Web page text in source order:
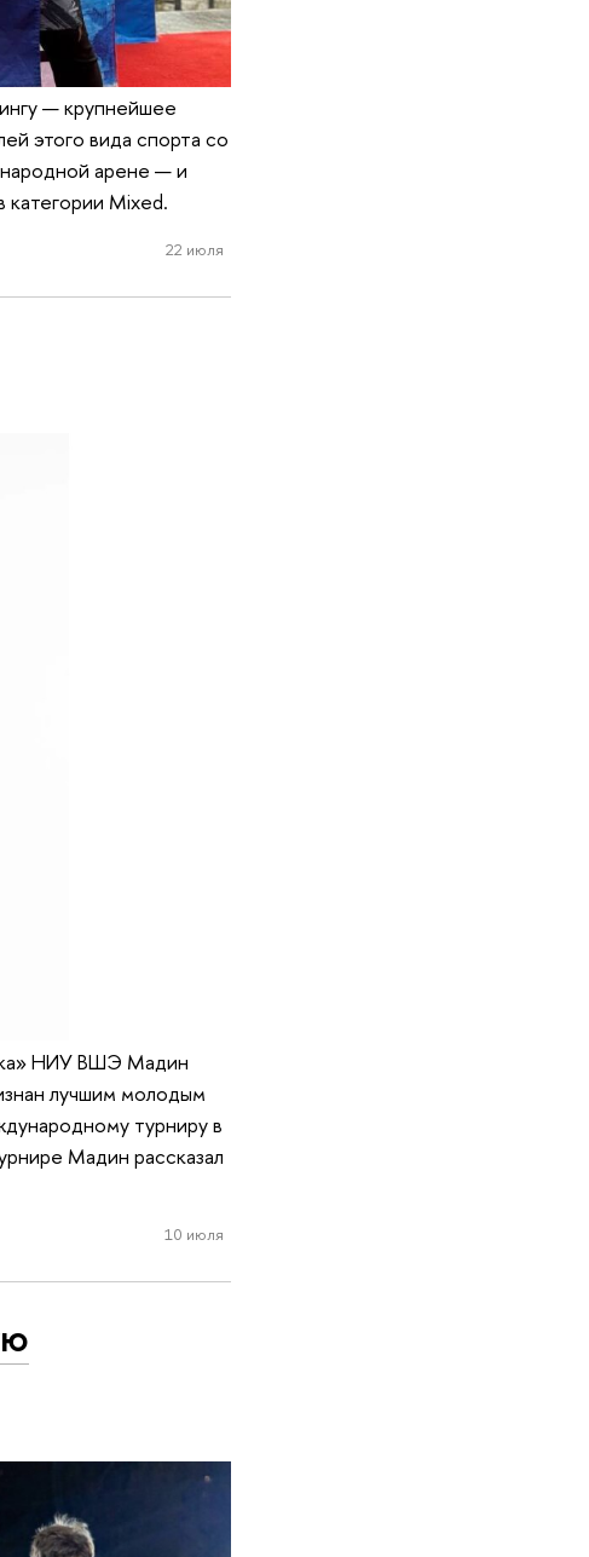
— крупнейшее
этого вида спорта со
арене — и
Mixed.
22 июля
НИУ ВШЭ Мадин
лучшим молодым
турниру в
Мадин рассказал
10 июля